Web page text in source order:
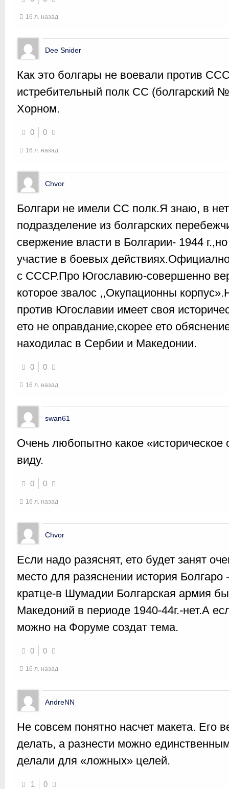
16 л. назад
Dee Snider
Как это болгары не воевали против
истребительный полк СС (болгарский
Хорном.
0 0
16 л. назад
Chvor
Болгари не имели СС полк.Я знаю, в
подразделение из болгарских
свержение власти в Болгарии- 1944
участие в боевых
с СССР.Про Югославию-совершенно
которое звалос ,,Окупационны
против Югославии имеет своя
ето не оправдание,скорее ето
находилас в Сербии и Македонии.
0 0
16 л. назад
swan61
Очень любопытно какое «историческое
виду.
0 0
16 л. назад
Chvor
Если надо разяснят, ето будет занят
место для разяснении история
кратце-в Шумадии Болгарская армия
Македоний в периоде 1940-44г.-нет.А
можно на Форуме создат тема.
0 0
16 л. назад
AndreNN
Не совсем понятно насчет макета. Его
делать, а разнести можно
делали для «ложных» целей.
1 0